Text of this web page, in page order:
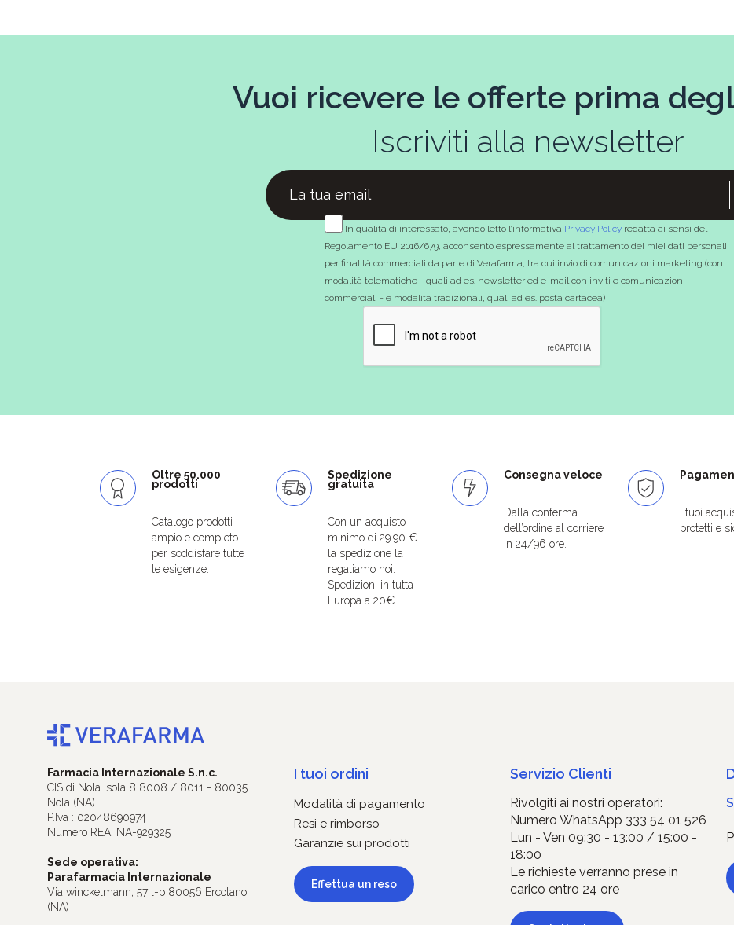
Vuoi ricevere le offerte prima
Iscriviti alla newsletter
In qualità di interessato, avendo letto l’informativa Privacy Policy redatta ai sensi del
Regolamento EU 2016/679, acconsento espressamente al trattamento dei miei dati personali
per finalità commerciali da parte di Verafarma, tra cui invio di comunicazioni marketing (con
modalità telematiche - quali ad es. newsletter ed e-mail con inviti e comunicazioni
commerciali - e modalità tradizionali, quali ad es. posta cartacea)
Oltre 50.000
prodotti
Catalogo prodotti
ampio e completo
per soddisfare tutte
le esigenze.
Spedizione
gratuita
Con un acquisto
minimo di 29.90 €
la spedizione la
regaliamo noi.
Spedizioni in tutta
Europa a 20€.
Consegna veloce
Dalla conferma
dell’ordine al corriere
in 24/96 ore.
I tuoi
protetti e
Farmacia Internazionale S.n.c.
CIS di Nola Isola 8 8008 / 8011 - 80035
Nola (NA)
P.Iva : 02048690974
Numero REA: NA-929325
Sede operativa:
Parafarmacia Internazionale
Via winckelmann, 57 l-p 80056 Ercolano
(NA)
I tuoi ordini
Modalità di pagamento
Resi e rimborso
Garanzie sui prodotti
Effettua un reso
Servizio Clienti
Rivolgiti ai nostri operatori:
Numero WhatsApp 333 54 01 526
Lun - Ven 09:30 - 13:00 / 15:00 -
18:00
Le richieste verranno prese in
carico entro 24 ore